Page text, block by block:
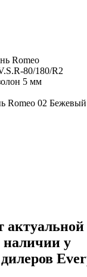
Romeo
80/180/R2
5 мм
Romeo 02 Бежевый
актуальной
у